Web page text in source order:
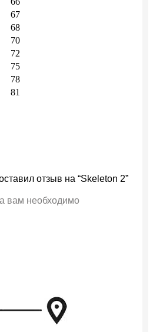
67
68
70
72
75
78
81
отзыв на “Skeleton 2”
вам необходимо